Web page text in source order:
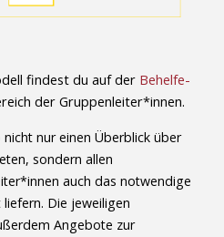
findest du auf der Behelfe-
der Gruppenleiter*innen.
nur einen Überblick über
sondern allen
auch das notwendige
Die jeweiligen
Angebote zur